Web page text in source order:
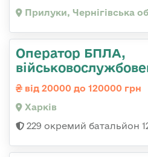
Прилуки, Чернігівська
Оператор БПЛА,
від 20000 до 120000 грн
Харків
229 окремий батальйон